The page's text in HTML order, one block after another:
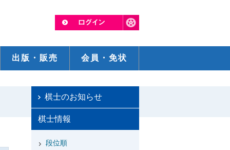
出版・販売 会員・免状
棋士のお知らせ
棋士情報
段位順